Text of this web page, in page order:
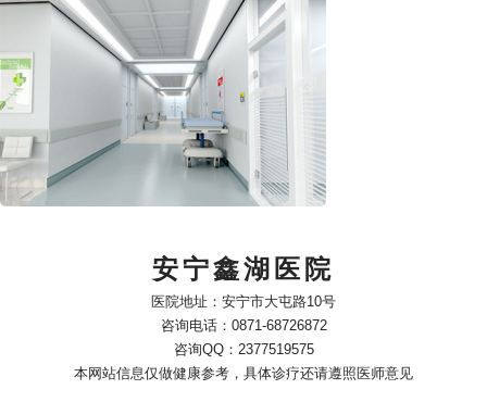
安宁鑫湖医院
医院地址：安宁市大屯路10号
咨询电话：0871-68726872
咨询QQ：2377519575
本网站信息仅做健康参考，具体诊疗还请遵照医师意见